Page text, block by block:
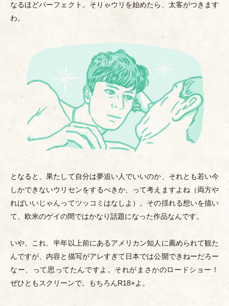
なるほどパーフェクト。そりゃウリを始めたら、太客がつきます
わ。
となると、果たして自分は夢追い人でいいのか、それとも若い今
しかできないウリセンをするべきか、って考えますよね（両方や
ればいいじゃんってツッコミはなしよ ） 。その揺れる想いを描い
て、欧米のゲイの間ではかなり話題になった作品なんです。
いや、これ、半年以上前にあるアメリカン知人に薦められて観た
んですが、内容と描写がアレすぎて日本では公開できねーだろー
なー、って思ってたんですよ。それがまさかのロードショー！
ぜひともスクリーンで。もちろんR18+よ。